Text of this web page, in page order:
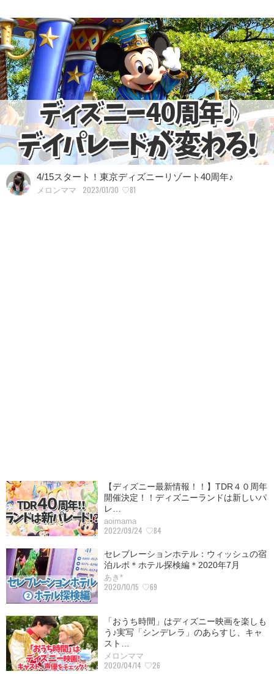
4/15スタート！東京ディズニーリゾート40周年♪
メロンママ 2023/01/30 ♡81
【ディズニー最新情報！！】TDR４０周年
開催決定！！ディズニーランドは新しいパ
レ…
aoimama
2022/09/24 ♡84
セレブレーションホテル：ウィッシュの宿
泊ルポ＊ホテル探検編＊2020年7月
あき*
2020/10/15 ♡69
「おうち時間」はディズニー映画を楽しも
う♪実写「シンデレラ」のあらすじ、キャ
スト…
メロンママ
2020/04/14 ♡26